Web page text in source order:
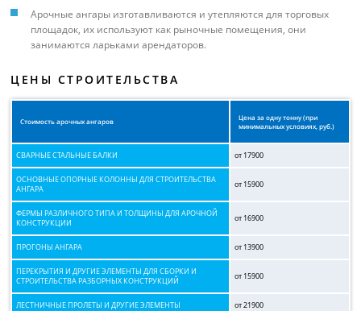
Арочные ангары изготавливаются и утепляются для торговых
площадок, их используют как рыночные помещения, они
занимаются ларьками арендаторов.
ЦЕНЫ СТРОИТЕЛЬСТВА
Стоимость арочных ангаров
Цена за одну тонну (при
минимальных условиях, руб.)
СВАРНЫЕ СТАЛЬНЫЕ БАЛКИ от 17900
ОСНОВНЫЕ ОПОРНЫЕ КОЛОННЫ ДЛЯ СТРОИТЕЛЬСТВА
АНГАРА
от 15900
ФЕРМЫ РАЗЛИЧНОГО ТИПА И ТОЛЩИНЫ ДЛЯ АРОЧНОЙ
КОНСТРУКЦИИ
от 16900
ПРОГОНЫ АНГАРА от 13900
ПЕРЕКРЫТИЯ И ДРУГИЕ ЭЛЕМЕНТЫ ДЛЯ СБОРКИ И
СТРОИТЕЛЬСТВА РАЗБОРНЫХ КОНСТРУКЦИЙ
от 15900
ЛЕСТНИЧНЫЕ ПРОЛЕТЫ И ДРУГИЕ ЭЛЕМЕНТЫ от 21900